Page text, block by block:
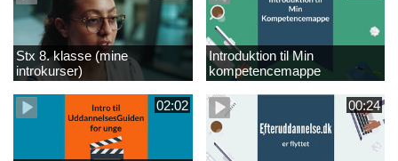
Stx 8. klasse (mine
introkurser)
Introduktion til Min
kompetencemappe
02:02 00:24